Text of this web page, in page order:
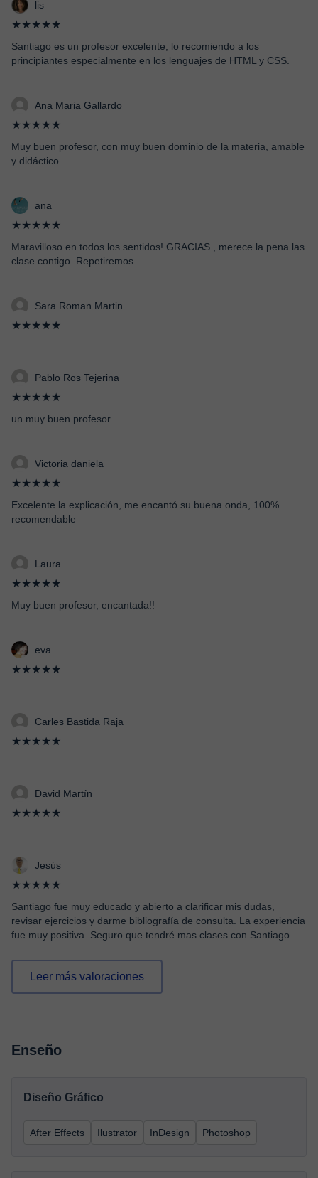
lis
★★★★★
Santiago es un profesor excelente, lo recomiendo a los
principiantes especialmente en los lenguajes de HTML y CSS.
Ana Maria Gallardo
★★★★★
Muy buen profesor, con muy buen dominio de la materia, amable
y didáctico
ana
★★★★★
Maravilloso en todos los sentidos! GRACIAS , merece la pena las
clase contigo. Repetiremos
Sara Roman Martin
★★★★★
Pablo Ros Tejerina
★★★★★
un muy buen profesor
Victoria daniela
★★★★★
Excelente la explicación, me encantó su buena onda, 100%
recomendable
Laura
★★★★★
Muy buen profesor, encantada!!
eva
★★★★★
Carles Bastida Raja
★★★★★
David Martín
★★★★★
Jesús
★★★★★
Santiago fue muy educado y abierto a clarificar mis dudas,
revisar ejercicios y darme bibliografía de consulta. La experiencia
fue muy positiva. Seguro que tendré mas clases con Santiago
Leer más valoraciones
Enseño
Diseño Gráfico
After Effects Ilustrator InDesign Photoshop